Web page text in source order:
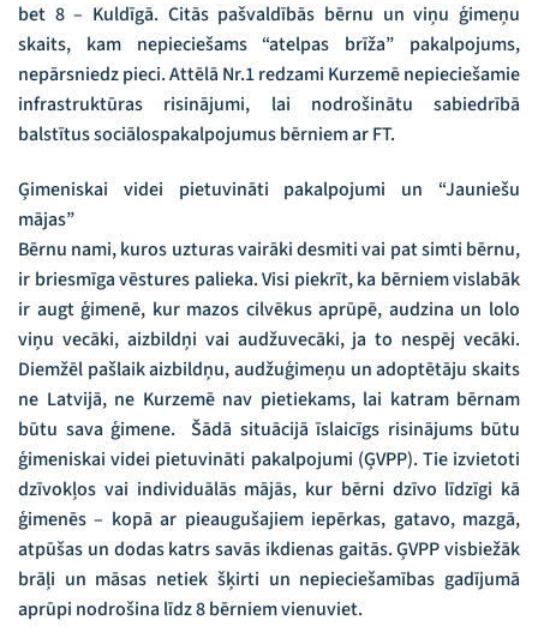
bet 8 – Kuldīgā. Citās pašvaldībās bērnu un viņu ģimeņu
skaits, kam nepieciešams “atelpas brīža” pakalpojums,
nepārsniedz pieci. Attēlā Nr.1 redzami Kurzemē nepieciešamie
infrastruktūras risinājumi, lai nodrošinātu sabiedrībā
balstītus sociālospakalpojumus bērniem ar FT.
Ģimeniskai videi pietuvināti pakalpojumi un “Jauniešu
mājas”
Bērnu nami, kuros uzturas vairāki desmiti vai pat simti bērnu,
ir briesmīga vēstures palieka. Visi piekrīt, ka bērniem vislabāk
ir augt ģimenē, kur mazos cilvēkus aprūpē, audzina un lolo
viņu vecāki, aizbildņi vai audžuvecāki, ja to nespēj vecāki.
Diemžēl pašlaik aizbildņu, audžuģimeņu un adoptētāju skaits
ne Latvijā, ne Kurzemē nav pietiekams, lai katram bērnam
būtu sava ģimene. Šādā situācijā īslaicīgs risinājums būtu
ģimeniskai videi pietuvināti pakalpojumi (ĢVPP). Tie izvietoti
dzīvokļos vai individuālās mājās, kur bērni dzīvo līdzīgi kā
ģimenēs – kopā ar pieaugušajiem iepērkas, gatavo, mazgā,
atpūšas un dodas katrs savās ikdienas gaitās. ĢVPP visbiežāk
brāļi un māsas netiek šķirti un nepieciešamības gadījumā
aprūpi nodrošina līdz 8 bērniem vienuviet.